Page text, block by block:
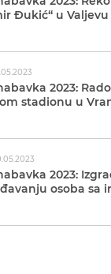
Đukić“ u
2023:
stadionu u
2023:
osoba sa